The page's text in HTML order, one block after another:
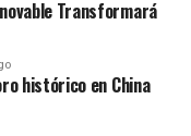
no podemos
de la
Transformará
histórico en China